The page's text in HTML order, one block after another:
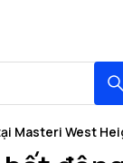
Masteri West